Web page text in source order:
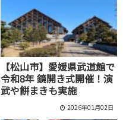
【松山市】愛媛県武道館で
令和8年 鏡開き式開催！演
武や餅まきも実施
2026年01月02日